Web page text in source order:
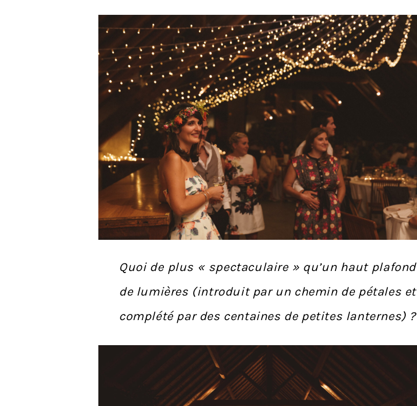
Quoi de plus « spectaculaire » qu’un haut plafond
de lumières (introduit par un chemin de pétales et
complété par des centaines de petites lanternes) ?